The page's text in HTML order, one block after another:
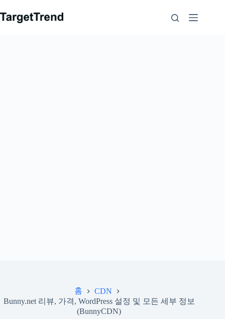
텐
홈
CDN
Bunny.net 리뷰, 가격, WordPress 설정 및 모든 세부 정보
(BunnyCDN)